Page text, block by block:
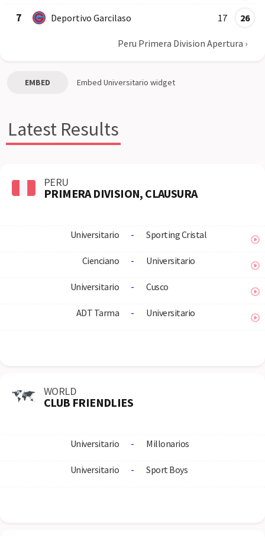
7 Deportivo Garcilaso 17 26
Peru Primera Division Apertura ›
EMBED Embed Universitario widget
Latest Results
PERU
PRIMERA DIVISION, CLAUSURA
Universitario - Sporting Cristal
Cienciano - Universitario
Universitario - Cusco
ADT Tarma - Universitario
WORLD
CLUB FRIENDLIES
Universitario - Millonarios
Universitario - Sport Boys